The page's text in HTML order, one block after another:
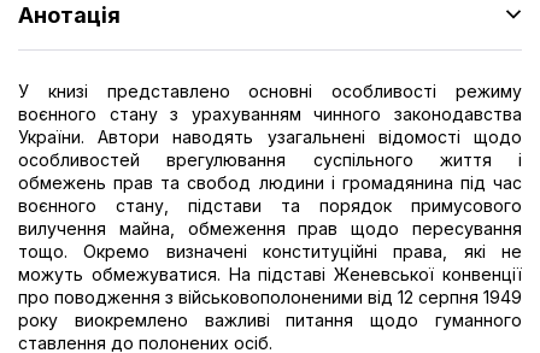
Анотація
У книзі представлено основні особливості режиму
воєнного стану з урахуванням чинного законодавства
України. Автори наводять узагальнені відомості щодо
особливостей врегулювання суспільного життя і
обмежень прав та свобод людини і громадянина під час
воєнного стану, підстави та порядок примусового
вилучення майна, обмеження прав щодо пересування
тощо. Окремо визначені конституційні права, які не
можуть обмежуватися. На підставі Женевської конвенції
про поводження з військовополоненими від 12 серпня 1949
року виокремлено важливі питання щодо гуманного
ставлення до полонених осіб.